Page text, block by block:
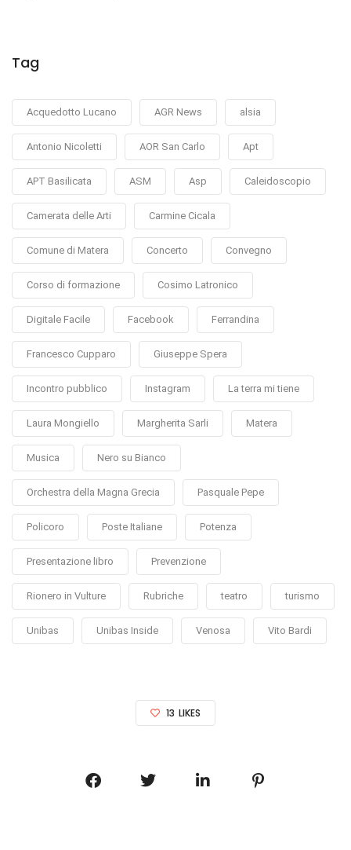
Tag
Acquedotto Lucano AGR News alsia
Antonio Nicoletti AOR San Carlo Apt
APT Basilicata ASM Asp Caleidoscopio
Camerata delle Arti Carmine Cicala
Comune di Matera Concerto Convegno
Corso di formazione Cosimo Latronico
Digitale Facile Facebook Ferrandina
Francesco Cupparo Giuseppe Spera
Incontro pubblico Instagram La terra mi tiene
Laura Mongiello Margherita Sarli Matera
Musica Nero su Bianco
Orchestra della Magna Grecia Pasquale Pepe
Policoro Poste Italiane Potenza
Presentazione libro Prevenzione
Rionero in Vulture Rubriche teatro turismo
Unibas Unibas Inside Venosa Vito Bardi
13 LIKES